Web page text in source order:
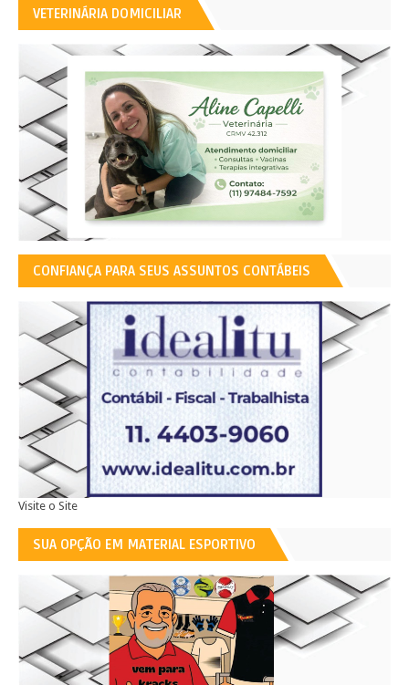
VETERINÁRIA DOMICILIAR
CONFIANÇA PARA SEUS ASSUNTOS CONTÁBEIS
Visite o Site
SUA OPÇÃO EM MATERIAL ESPORTIVO